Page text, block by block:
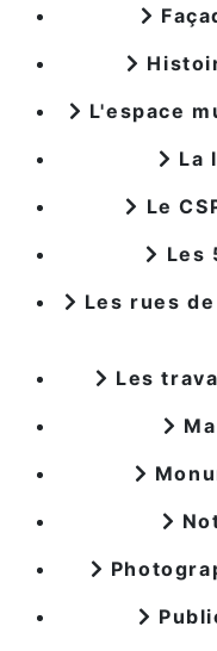
L'espace
La
Le
Les
Les rues
Les